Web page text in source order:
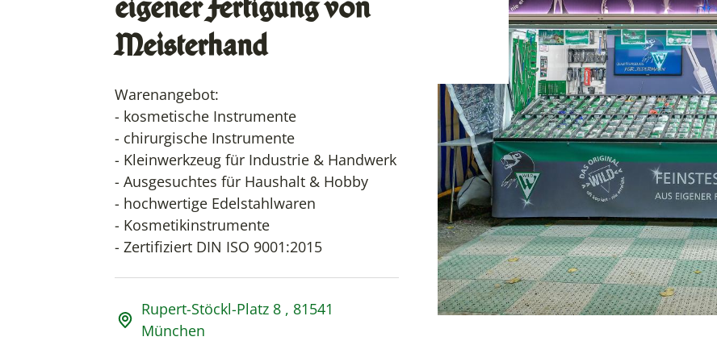
eigener Fertigung von
Meisterhand
Warenangebot:
- kosmetische Instrumente
- chirurgische Instrumente
- Kleinwerkzeug für Industrie & Handwerk
- Ausgesuchtes für Haushalt & Hobby
- hochwertige Edelstahlwaren
- Kosmetikinstrumente
- Zertifiziert DIN ISO 9001:2015
Adresse und Öffnungszeiten
Rupert-Stöckl-Platz 8 , 81541
München